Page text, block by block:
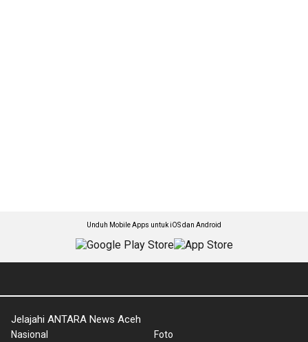
Unduh Mobile Apps untuk iOS dan Android
Jelajahi ANTARA News Aceh
Nasional Foto